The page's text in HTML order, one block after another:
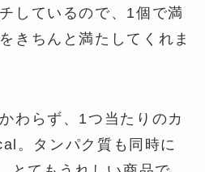
しているので、1個で満
きちんと満たしてくれま
わらず、1つ当たりのカ
。タンパク質も同時に